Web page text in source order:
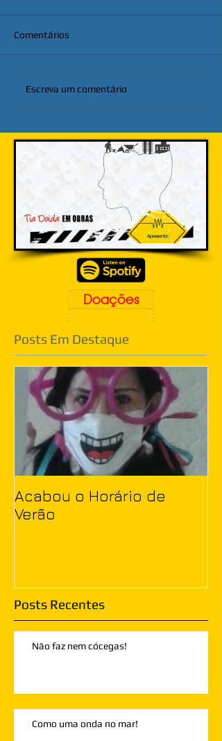
Comentários
Escreva um comentário
Doações
Posts Em Destaque
Acabou o Horário de
Verão
Posts Recentes
Não faz nem cócegas!
Como uma onda no mar!